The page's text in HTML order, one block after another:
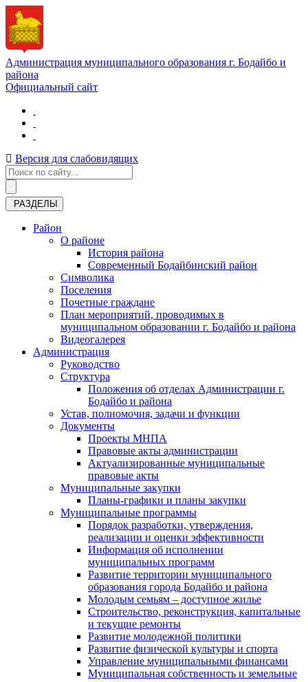
Администрация муниципального образования г. Бодайбо и
района
Официальный сайт
Версия для слабовидящих
РАЗДЕЛЫ
Район
О районе
История района
Современный Бодайбинский район
Символика
Поселения
Почетные граждане
План мероприятий, проводимых в
муниципальном образовании г. Бодайбо и района
Видеогалерея
Администрация
Руководство
Структура
Положения об отделах Администрации г.
Бодайбо и района
Устав, полномочия, задачи и функции
Документы
Проекты МНПА
Правовые акты администрации
Актуализированные муниципальные
правовые акты
Муниципальные закупки
Планы-графики и планы закупки
Муниципальные программы
Порядок разработки, утверждения,
реализации и оценки эффективности
Информация об исполнении
муниципальных программ
Развитие территории муниципального
образования города Бодайбо и района
Молодым семьям – доступное жилье
Строительство, реконструкция, капитальные
и текущие ремонты
Развитие молодежной политики
Развитие физической культуры и спорта
Управление муниципальными финансами
Муниципальная собственность и земельные